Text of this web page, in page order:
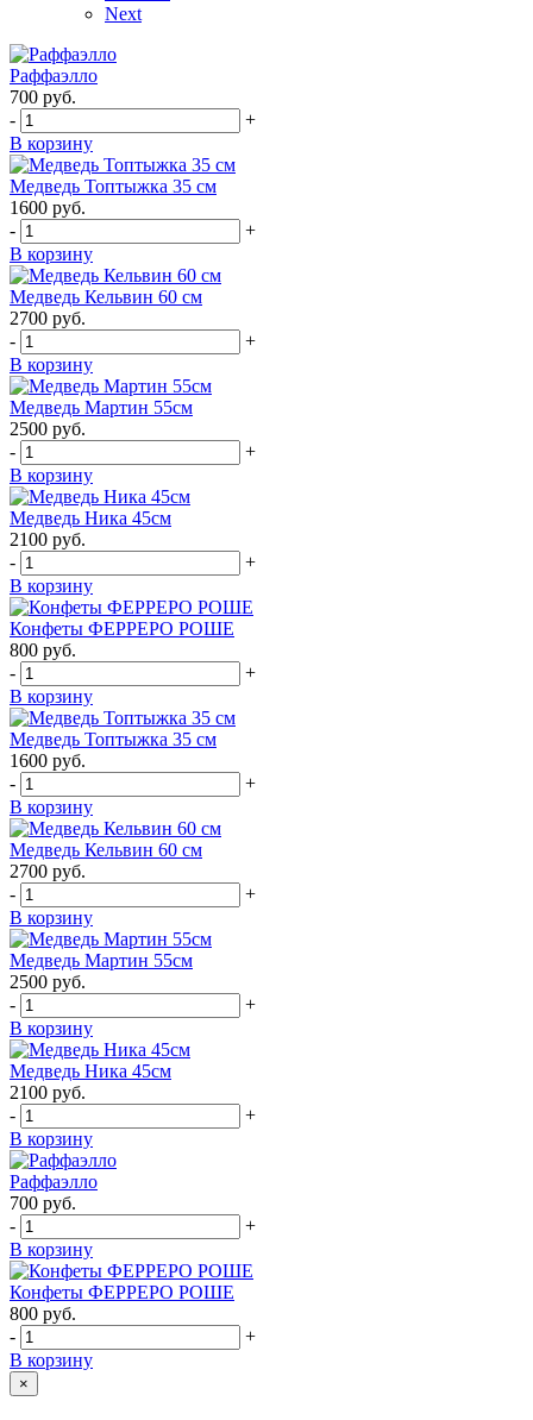
Next
Раффаэлло
700 руб.
-
+
В корзину
Медведь Топтыжка 35 см
1600 руб.
-
+
В корзину
Медведь Кельвин 60 см
2700 руб.
-
+
В корзину
Медведь Мартин 55см
2500 руб.
-
+
В корзину
Медведь Ника 45см
2100 руб.
-
+
В корзину
Конфеты ФЕРРЕРО РОШЕ
800 руб.
-
+
В корзину
Медведь Топтыжка 35 см
1600 руб.
-
+
В корзину
Медведь Кельвин 60 см
2700 руб.
-
+
В корзину
Медведь Мартин 55см
2500 руб.
-
+
В корзину
Медведь Ника 45см
2100 руб.
-
+
В корзину
Раффаэлло
700 руб.
-
+
В корзину
Конфеты ФЕРРЕРО РОШЕ
800 руб.
-
+
В корзину
×